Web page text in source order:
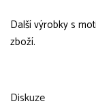
Další výrobky s
zboží.
Diskuze